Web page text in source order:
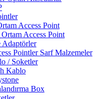
Access Point
Ortam Access Point
Adaptörler
Pointler Sarf Malzemeler
/ Soketler
Kablo
Box